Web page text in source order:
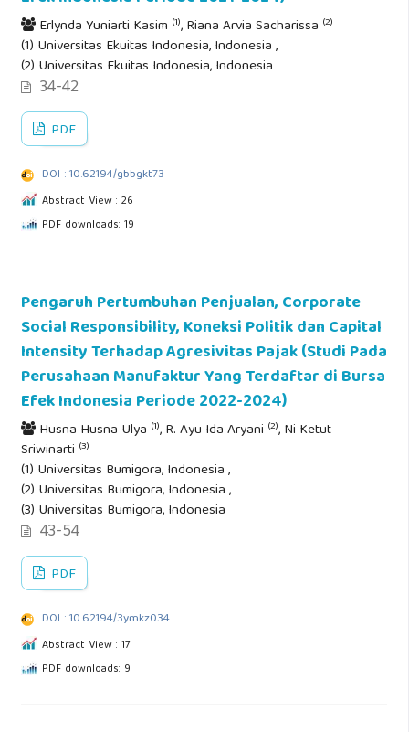
Erlynda Yuniarti Kasim (1), Riana Arvia Sacharissa (2)
(1) Universitas Ekuitas Indonesia, Indonesia ,
(2) Universitas Ekuitas Indonesia, Indonesia
34-42
PDF
DOI : 10.62194/gbbgkt73
Abstract View : 26
PDF downloads: 19
Pengaruh Pertumbuhan Penjualan, Corporate
Social Responsibility, Koneksi Politik dan Capital
Intensity Terhadap Agresivitas Pajak (Studi Pada
Perusahaan Manufaktur Yang Terdaftar di Bursa
Efek Indonesia Periode 2022-2024)
Husna Husna Ulya (1), R. Ayu Ida Aryani (2), Ni Ketut
Sriwinarti (3)
(1) Universitas Bumigora, Indonesia ,
(2) Universitas Bumigora, Indonesia ,
(3) Universitas Bumigora, Indonesia
43-54
PDF
DOI : 10.62194/3ymkz034
Abstract View : 17
PDF downloads: 9